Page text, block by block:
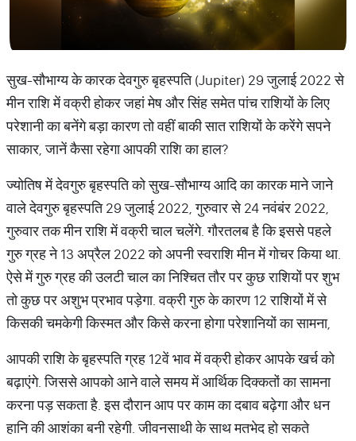
सुख-सौभाग्य के कारक देवगुरु बृहस्पति (Jupiter) 29 जुलाई 2022 से
मीन राशि में वक्री होकर जहां मेष और सिंह समेत पांच राशियों के लिए
परेशानी का बनेंगे बड़ा कारण तो वहीं बाकी सात राशियों के करेंगे सपने
साकार, जानें कैसा रहेगा आपकी राशि का हाल?
ज्योतिष में देवगुरु बृहस्पति को सुख-सौभाग्य आदि का कारक माने जाने
वाले देवगुरु बृहस्पति 29 जुलाई 2022, गुरुवार से 24 नवंबंर 2022,
गुरुवार तक मीन राशि में वक्री चाल चलेंगे. गौरतलब है कि इससे पहले
गुरु ग्रह ने 13 अप्रैल 2022 को अपनी स्वराशि मीन में गोचर किया था.
ऐसे में गुरु ग्रह की उलटी चाल का निश्चित तौर पर कुछ राशियों पर शुभ
तो कुछ पर अशुभ प्रभाव पड़ेगा. वक्री गुरु के कारण 12 राशियों में से
किसकी चमकेगी किस्मत और किसे करना होगा परेशानियों का सामना,
आपकी राशि के बृहस्पति ग्रह 12वें भाव में वक्री होकर आपके खर्च को
बढ़ाएंगे. जिससे आपको आने वाले समय में आर्थिक दिक्कतों का सामना
करना पड़ सकता है. इस दौरान आप पर काम का दबाव बढ़ेगा और धन
हानि की आशंका बनी रहेगी. जीवनसाथी के साथ मतभेद हो सकते